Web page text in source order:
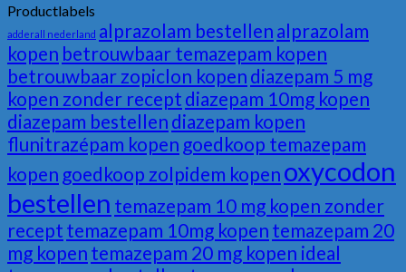
Productlabels
adderall nederland alprazolam bestellen alprazolam
kopen betrouwbaar temazepam kopen
betrouwbaar zopiclon kopen diazepam 5 mg
kopen zonder recept diazepam 10mg kopen
diazepam bestellen diazepam kopen
flunitrazépam kopen goedkoop temazepam
kopen goedkoop zolpidem kopen oxycodon
bestellen temazepam 10 mg kopen zonder
recept temazepam 10mg kopen temazepam 20
mg kopen temazepam 20 mg kopen ideal